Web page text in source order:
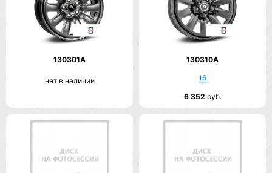
130301A
нет в наличии
130310A
16
6 352 руб.